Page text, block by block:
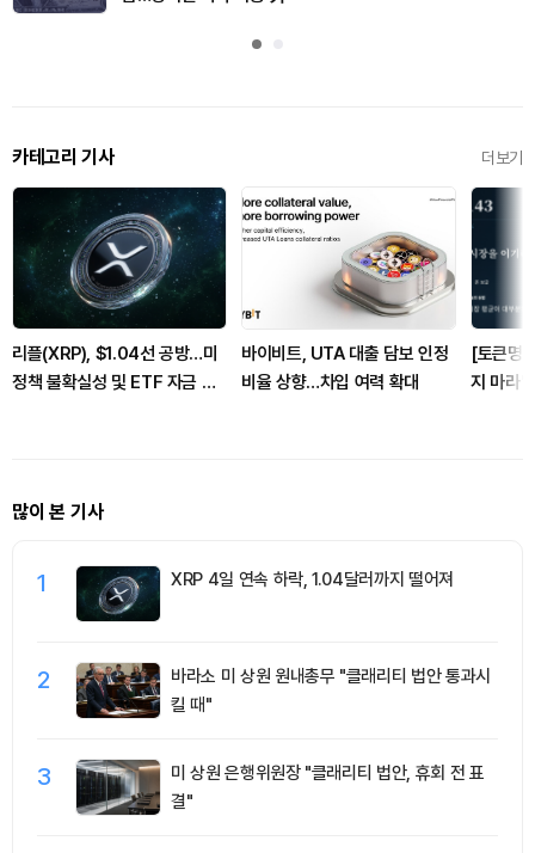
카테고리 기사 더보기
리플(XRP), $1.04선 공방…미
정책 불확실성 및 ETF 자금 유
바이비트, UTA 대출 담보 인정
비율 상향…차입 여력 확대
[토큰명
지 마라"
많이 본 기사
1 XRP 4일 연속 하락, 1.04달러까지 떨어져
2
바라소 미 상원 원내총무 "클래리티 법안 통과시
킬 때"
3
미 상원 은행위원장 "클래리티 법안, 휴회 전 표
결"